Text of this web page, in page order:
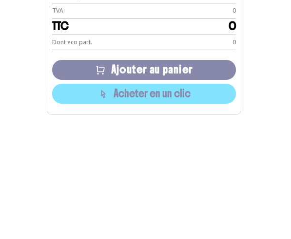
TVA
0
TTC 0
Dont eco part. 0
Ajouter au panier
Acheter en un clic